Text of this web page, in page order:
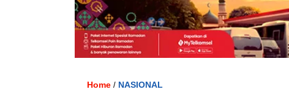
Home / NASIONAL